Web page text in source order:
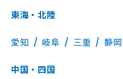
東海・北陸
愛知 岐阜 三重 静岡
中国・四国